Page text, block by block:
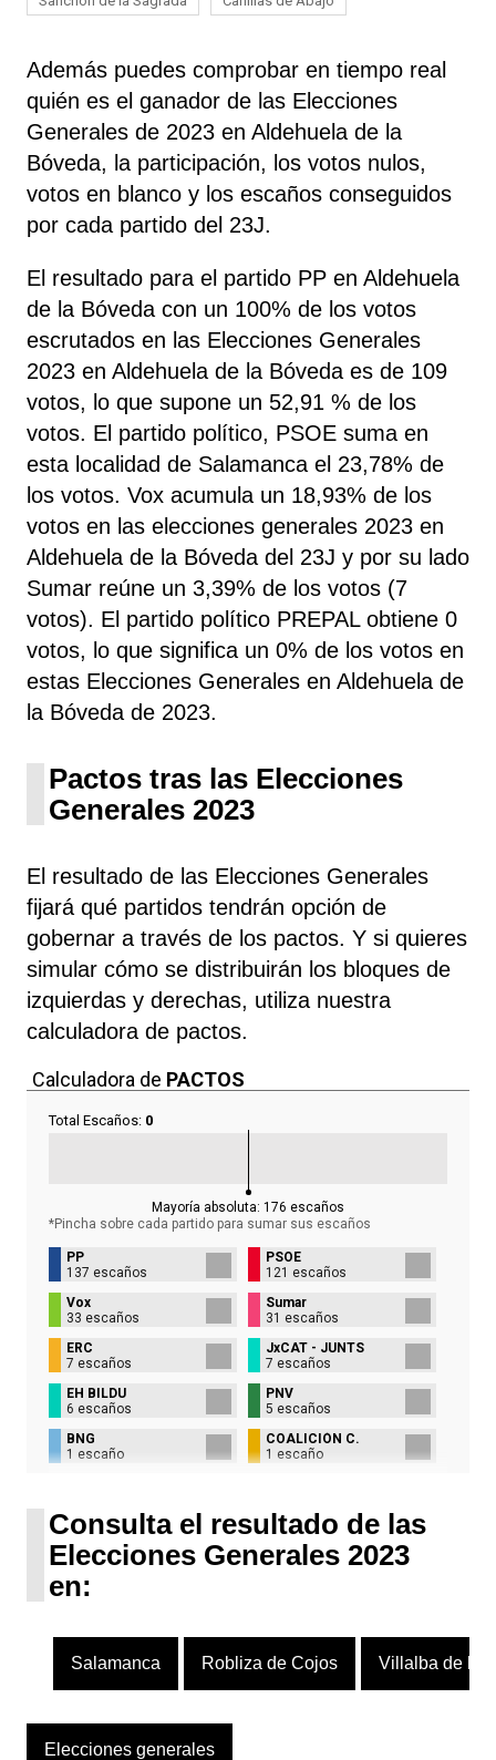
Además puedes comprobar en tiempo real
quién es el ganador de las Elecciones
Generales de 2023 en Aldehuela de la
Bóveda, la participación, los votos nulos,
votos en blanco y los escaños conseguidos
por cada partido del 23J.
El resultado para el partido PP en Aldehuela
de la Bóveda con un 100% de los votos
escrutados en las Elecciones Generales
2023 en Aldehuela de la Bóveda es de 109
votos, lo que supone un 52,91 % de los
votos. El partido político, PSOE suma en
esta localidad de Salamanca el 23,78% de
los votos. Vox acumula un 18,93% de los
votos en las elecciones generales 2023 en
Aldehuela de la Bóveda del 23J y por su lado
Sumar reúne un 3,39% de los votos (7
votos). El partido político PREPAL obtiene 0
votos, lo que significa un 0% de los votos en
estas Elecciones Generales en Aldehuela de
la Bóveda de 2023.
Pactos tras las Elecciones
Generales 2023
El resultado de las Elecciones Generales
fijará qué partidos tendrán opción de
gobernar a través de los pactos. Y si quieres
simular cómo se distribuirán los bloques de
izquierdas y derechas, utiliza nuestra
calculadora de pactos.
Calculadora de PACTOS
Total Escaños: 0
Mayoría absoluta: 176 escaños
*Pincha sobre cada partido para sumar sus escaños
PP
137 escaños
PSOE
121 escaños
Vox
33 escaños
Sumar
31 escaños
ERC
7 escaños
JxCAT - JUNTS
7 escaños
EH BILDU
6 escaños
PNV
5 escaños
BNG
1 escaño
COALICIÓN C.
1 escaño
Consulta el resultado de las
Elecciones Generales 2023
en:
Salamanca Robliza de Cojos Villalba de los
Elecciones generales